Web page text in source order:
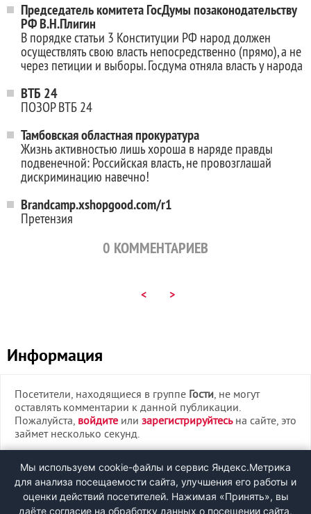
Председатель комитета ГосДумы позаконодательству
РФ В.Н.Плигин
В порядке статьи 3 Конституции РФ народ должен
осуществлять свою власть непосредственно (прямо), а не
через петиции и выборы. Госдума отняла власть у народа
ВТБ 24
ПОЗОР ВТБ 24
Тамбовская областная прокуратура
Жизнь активностью лишь хороша в наряде правды
подвенечной: Российская власть, не провозглашай
дискриминацию навечно!
Brandcamp.xshopgood.com/r1
Претензия
0 КОММЕНТАРИЕВ
< >
Информация
Посетители, находящиеся в группе Гости, не могут
оставлять комментарии к данной публикации.
Пожалуйста, войдите или зарегистрируйтесьна сайте, это
займет несколько секунд.
ВХОД
РЕГИСТРАЦИЯ
Мы используем cookie-файлы и сервис Яндекс.Метрика
для анализа посещаемости сайта, улучшения его работы и
оценки действий посетителей. Нажимая «Принять», вы
даёте согласие на обработку данных о посещении сайта,